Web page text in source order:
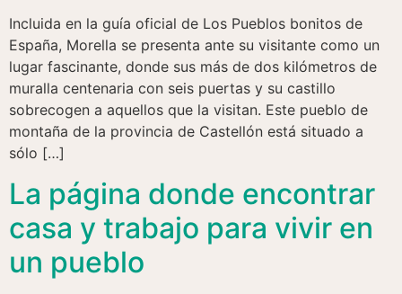
Incluida en la guía oficial de Los Pueblos bonitos de
España, Morella se presenta ante su visitante como un
lugar fascinante, donde sus más de dos kilómetros de
muralla centenaria con seis puertas y su castillo
sobrecogen a aquellos que la visitan. Este pueblo de
montaña de la provincia de Castellón está situado a
sólo […]
La página donde encontrar
casa y trabajo para vivir en
un pueblo